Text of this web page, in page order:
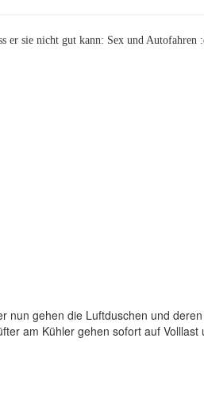
er sie nicht gut kann: Sex und Autofahren
nun gehen die Luftduschen und
am Kühler gehen sofort auf